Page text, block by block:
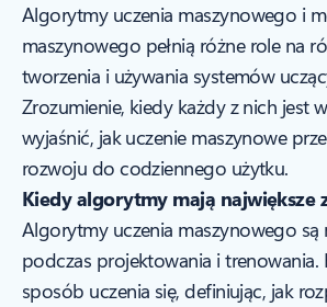
Algorytmy uczenia maszynowego i
maszynowego pełnią różne role na
tworzenia i używania systemów
Zrozumienie, kiedy każdy z nich jest
wyjaśnić, jak uczenie maszynowe
rozwoju do codziennego użytku.
Kiedy algorytmy mają największe
Algorytmy uczenia maszynowego są
podczas projektowania i trenowania.
sposób uczenia się, definiując, jak